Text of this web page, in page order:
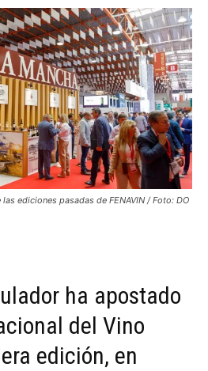
ediciones pasadas de FENAVIN / Foto: DO
ha apostado
del Vino
edición, en